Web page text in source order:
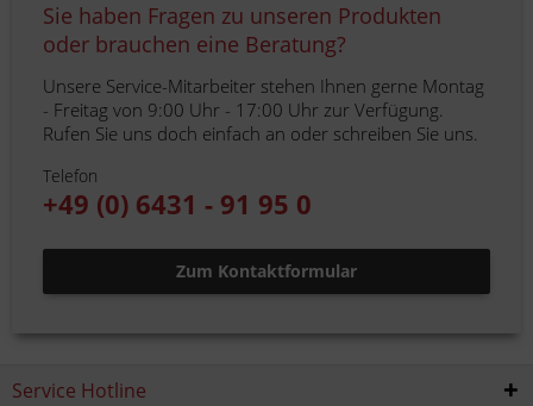
Sie haben Fragen zu unseren Produkten
oder brauchen eine Beratung?
Unsere Service-Mitarbeiter stehen Ihnen gerne Montag
- Freitag von 9:00 Uhr - 17:00 Uhr zur Verfügung.
Rufen Sie uns doch einfach an oder schreiben Sie uns.
Telefon
+49 (0) 6431 - 91 95 0
Zum Kontaktformular
Service Hotline